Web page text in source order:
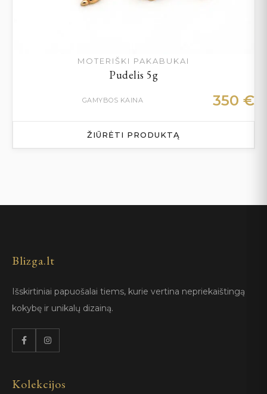
MOTERIŠKI PAKABUKAI
Pudelis 5g
GAMYBOS KAINA 350 €
ŽIŪRĖTI PRODUKTĄ
Blizga.lt
Išskirtiniai papuošalai tiems, kurie vertina nepriekaištingą
kokybę ir unikalų dizainą.
Kolekcijos